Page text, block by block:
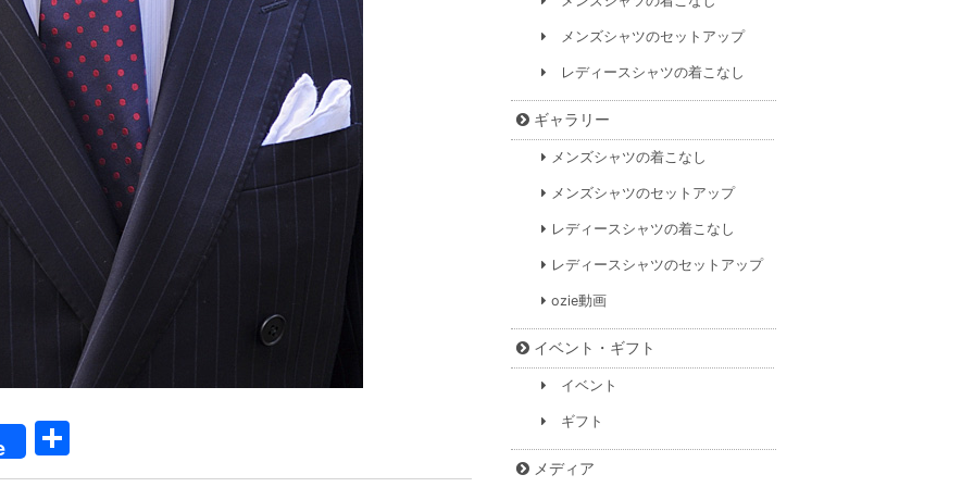
有
メンズシャツのセットアップ
レディースシャツの着こなし
ギャラリー
メンズシャツの着こなし
メンズシャツのセットアップ
レディースシャツの着こなし
レディースシャツのセットアップ
ozie動画
イベント・ギフト
イベント
ギフト
メディア